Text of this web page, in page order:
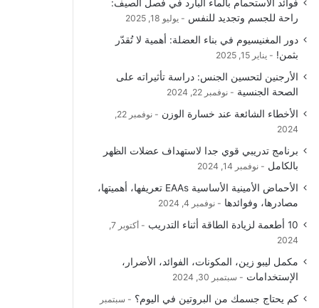
و
ك
T
u
b
e
ق
ر
ا
ا
ل
م
ع
R
فوائد الاستحمام بالماء البارد في فصل الصيف:
راحة للجسم وتجديد للنفس
يوليو 18, 2025
دور المغنيسيوم في بناء العضلة: أهمية لا تُقدّر
بثمن!
يناير 15, 2025
الأرجنين لتحسين الجنس: دراسة تأثيراته على
الصحة الجنسية
نوفمبر 22, 2024
الأخطاء الشائعة عند خسارة الوزن
نوفمبر 22,
2024
برنامج تدريبي قوي جدا لاستهداف عضلات الظهر
بالكامل
نوفمبر 14, 2024
الأحماض الأمينية الأساسية EAAs تعريفها، أهميتها،
مصادرها، وفوائدها
نوفمبر 4, 2024
10 أطعمة لزيادة الطاقة أثناء التدريب
أكتوبر 7,
2024
مكمل ليبو زين، المكونات، الفوائد، الأضرار،
الإستخدامات
سبتمبر 30, 2024
كم يحتاج جسمك من البروتين في اليوم؟
سبتمبر